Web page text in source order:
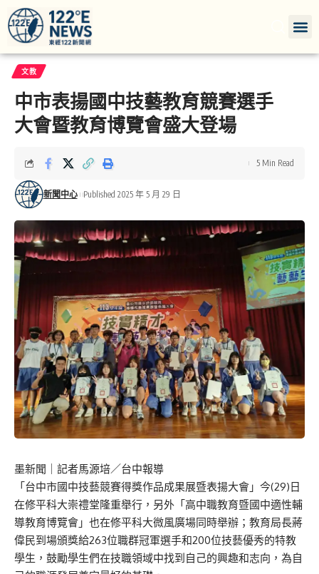
文教
中市表揚國中技藝教育競賽選手
大會暨教育博覽會盛大登場
新聞中心 Published 2025 年 5 月 29 日
5 Min Read
墨新聞 ｜記者馬源培／台中報導
「台中市國中技藝競賽得獎作品成果展暨表揚大會」今(29)日
在修平科大崇禮堂隆重舉行，另外「高中職教育暨國中適性輔
導教育博覽會」也在修平科大微風廣場同時舉辦；教育局長蔣
偉民到場頒獎給263位職群冠軍選手和200位技藝優秀的特教
學生，鼓勵學生們在技職領域中找到自己的興趣和志向，為自